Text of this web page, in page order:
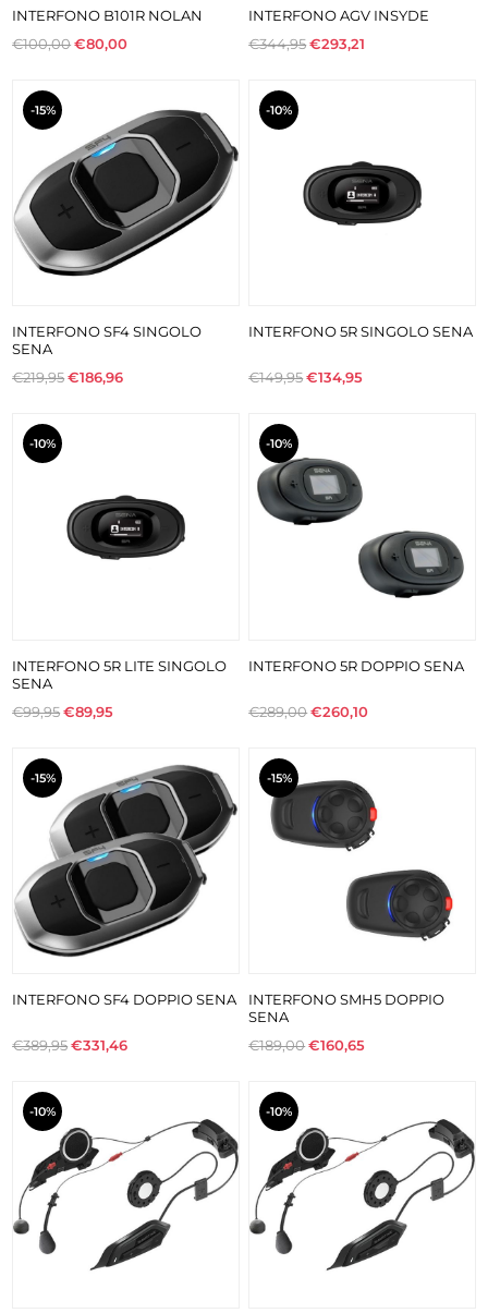
INTERFONO B101R NOLAN
€100,00€80,00
INTERFONO AGV INSYDE
€344,95€293,21
-15%
INTERFONO SF4 SINGOLO
SENA
€219,95€186,96
-10%
INTERFONO 5R SINGOLO SENA
€149,95€134,95
-10%
INTERFONO 5R LITE SINGOLO
SENA
€99,95€89,95
-10%
INTERFONO 5R DOPPIO SENA
€289,00€260,10
-15%
INTERFONO SF4 DOPPIO SENA
€389,95€331,46
-15%
INTERFONO SMH5 DOPPIO
SENA
€189,00€160,65
-10% -10%